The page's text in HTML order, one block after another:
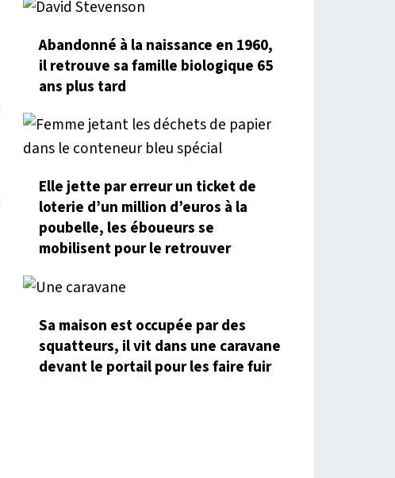
Abandonné à la naissance en 1960,
il retrouve sa famille biologique 65
ans plus tard
Elle jette par erreur un ticket de
loterie d’un million d’euros à la
poubelle, les éboueurs se
mobilisent pour le retrouver
Sa maison est occupée par des
squatteurs, il vit dans une caravane
devant le portail pour les faire fuir